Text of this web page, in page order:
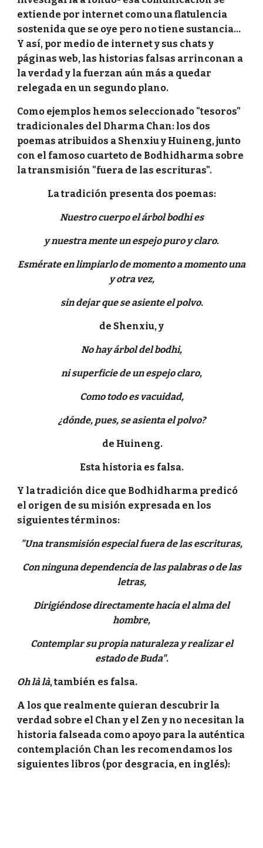
extiende por internet como una flatulencia
sostenida que se oye pero no tiene sustancia...
Y así, por medio de internet y sus chats y
páginas web, las historias falsas arrinconan a
la verdad y la fuerzan aún más a quedar
relegada en un segundo plano.
Como ejemplos hemos seleccionado "tesoros"
tradicionales del Dharma Chan: los dos
poemas atribuidos a Shenxiu y Huineng, junto
con el famoso cuarteto de Bodhidharma sobre
la transmisión "fuera de las escrituras".
La tradición presenta dos poemas:
Nuestro cuerpo el árbol bodhi es
y nuestra mente un espejo puro y claro.
Esmérate en limpiarlo de momento a momento una
y otra vez,
sin dejar que se asiente el polvo.
de Shenxiu, y
No hay árbol del bodhi,
ni superficie de un espejo claro,
Como todo es vacuidad,
¿dónde, pues, se asienta el polvo?
de Huineng.
Esta historia es falsa.
Y la tradición dice que Bodhidharma predicó
el origen de su misión expresada en los
siguientes términos:
"Una transmisión especial fuera de las escrituras,
Con ninguna dependencia de las palabras o de las
letras,
Dirigiéndose directamente hacia el alma del
hombre,
Contemplar su propia naturaleza y realizar el
estado de Buda".
Oh là là, también es falsa.
A los que realmente quieran descubrir la
verdad sobre el Chan y el Zen y no necesitan la
historia falseada como apoyo para la auténtica
contemplación Chan les recomendamos los
siguientes libros (por desgracia, en inglés):